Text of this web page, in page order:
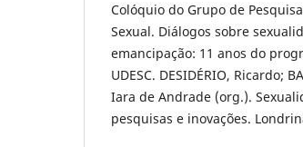
Colóquio do Grupo de
Sexual. Diálogos sobre
emancipação: 11 anos do
UDESC. DESIDÉRIO, Ricardo;
Iara de Andrade (org.).
pesquisas e inovações.